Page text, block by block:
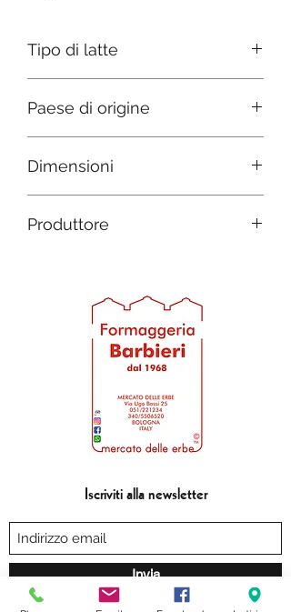
Tipo di latte
Paese di origine
Dimensioni
Produttore
Iscriviti alla newsletter
Invia